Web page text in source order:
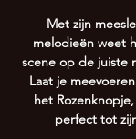
Met zijn
melodieën weet
scene op de juiste
Laat je
het
perfect tot